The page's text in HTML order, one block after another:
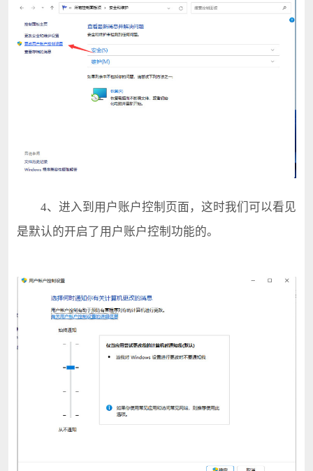
4、进入到用户账户控制页面，这时我们可以看见
是默认的开启了用户账户控制功能的。